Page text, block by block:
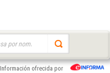
Información ofrecida por